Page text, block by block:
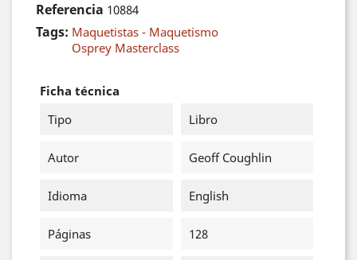
Referencia 10884
Tags: Maquetistas - Maquetismo
Osprey Masterclass
Ficha técnica
Tipo
Libro
Autor Geoff Coughlin
Idioma English
Páginas 128